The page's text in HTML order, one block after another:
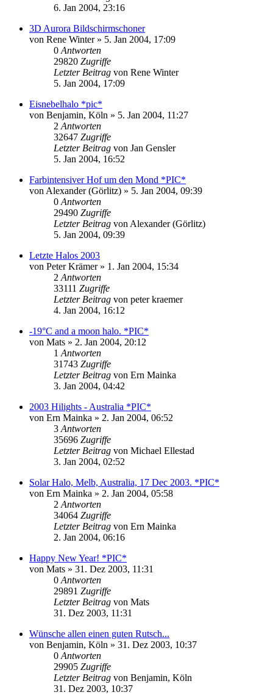
6. Jan 2004, 23:16
3D Aurora Bildschirmschoner
von Rene Winter» 5. Jan 2004, 17:09
0 Antworten
29820 Zugriffe
Letzter Beitrag von Rene Winter
5. Jan 2004, 17:09
Eisnebelhalo *pic*
von Benjamin, Köln » 5. Jan 2004, 11:27
2 Antworten
32647 Zugriffe
Letzter Beitrag von Jan Gensler
5. Jan 2004, 16:52
Farbintensiver Hof um den Mond *PIC*
von Alexander (Görlitz) » 5. Jan 2004, 09:39
0 Antworten
29490 Zugriffe
Letzter Beitrag von Alexander (Görlitz)
5. Jan 2004, 09:39
Letzte Halos 2003
von Peter Krämer» 1. Jan 2004, 15:34
2 Antworten
33111 Zugriffe
Letzter Beitrag von peter kraemer
4. Jan 2004, 16:12
-19°C and a moon halo. *PIC*
von Mats » 2. Jan 2004, 20:12
1 Antworten
31743 Zugriffe
Letzter Beitrag von Ern Mainka
3. Jan 2004, 04:42
2003 Hilights - Australia *PIC*
von Ern Mainka » 2. Jan 2004, 06:52
3 Antworten
35696 Zugriffe
Letzter Beitrag von Michael Ellestad
3. Jan 2004, 02:52
Solar Halo, Melb, Australia, 17 Dec 2003. *PIC*
von Ern Mainka » 2. Jan 2004, 05:58
2 Antworten
34064 Zugriffe
Letzter Beitrag von Ern Mainka
2. Jan 2004, 06:16
Happy New Year! *PIC*
von Mats » 31. Dez 2003, 11:31
0 Antworten
29891 Zugriffe
Letzter Beitrag von Mats
31. Dez 2003, 11:31
Wünsche allen einen guten Rutsch...
von Benjamin, Köln » 31. Dez 2003, 10:37
0 Antworten
29905 Zugriffe
Letzter Beitrag von Benjamin, Köln
31. Dez 2003, 10:37